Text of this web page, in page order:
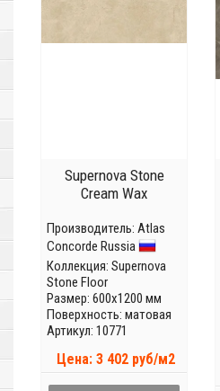
Supernova Stone
Cream Wax
Производитель: Atlas
Concorde Russia
Коллекция: Supernova
Stone Floor
Размер: 600x1200 мм
Поверхность: матовая
Артикул: 10771
Цена: 3 402 руб/м2